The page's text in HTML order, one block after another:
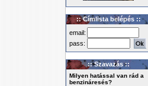
:: Címlista belépés ::
email:
pass:
:: Szavazás ::
Milyen hatással van rád a
benzináresés?